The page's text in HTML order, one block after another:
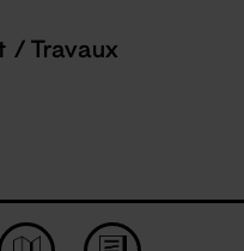
/ Travaux